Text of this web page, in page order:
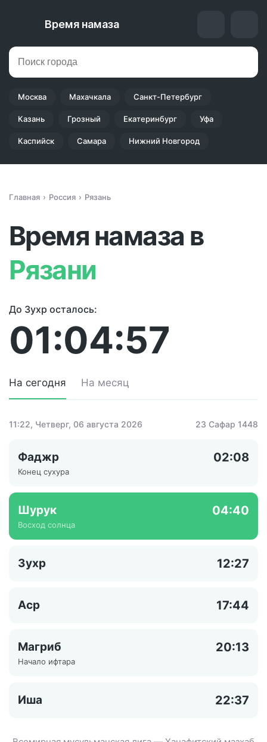
Время намаза
Москва Махачкала Санкт-Петербург
Казань Грозный Екатеринбург Уфа
Каспийск Самара Нижний Новгород
Главная Россия Рязань
Время намаза в
Рязани
До Зухр осталось:
01:04:57
На сегодня На месяц
11:22, Четверг, 06 августа 2026 23 Сафар 1448
Фаджр 02:08
Конец сухура
Шурук 04:40
Восход солнца
Зухр 12:27
Аср 17:44
Магриб 20:13
Начало ифтара
Иша 22:37